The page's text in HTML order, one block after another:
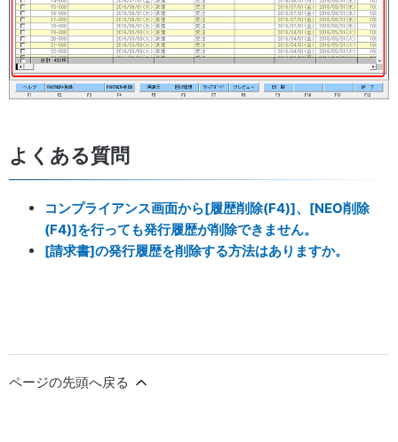
よくある質問
コンプライアンス画面から[履歴削除(F4)]、[NEO削除
(F4)]を行っても発行履歴が削除できません。
[請求書]の発行履歴を削除する方法はありますか。
ページの先頭へ戻る